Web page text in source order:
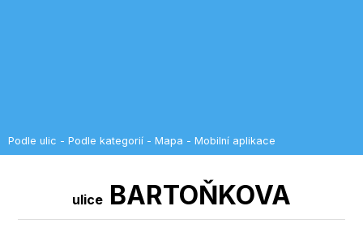
Podle ulic - Podle kategorií - Mapa - Mobilní aplikace
ulice BARTOŇKOVA